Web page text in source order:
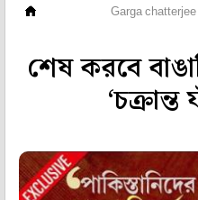
Garga
শেষ করবে